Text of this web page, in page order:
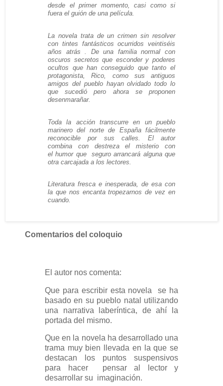
desde el primer momento, casi como si
fuera el guión de una película.
La novela trata de un crimen sin resolver
con tintes fantásticos ocurridos veintiséis
años atrás . De una familia normal con
oscuros secretos que esconder y poderes
ocultos que han conseguido que tanto el
protagonista, Rico, como sus antiguos
amigos del pueblo hayan olvidado todo lo
que sucedió pero ahora se proponen
desenmarañar.
Toda la acción transcurre en un pueblo
marinero del norte de España fácilmente
reconocible por sus calles. El autor
combina con destreza el misterio con
el humor que seguro arrancará alguna que
otra carcajada a los lectores.
Literatura fresca e inesperada, de esa con
la que nos encanta tropezarnos de vez en
cuando.
Comentarios del coloquio
El autor nos comenta:
Que para escribir esta novela se ha
basado en su pueblo natal utilizando
una narrativa laberíntica, de ahí la
portada del mismo.
Que en la novela ha desarrollado una
trama muy bien llevada en la que se
destacan los puntos suspensivos
para hacer pensar al lector y
desarrollar su imaginación.